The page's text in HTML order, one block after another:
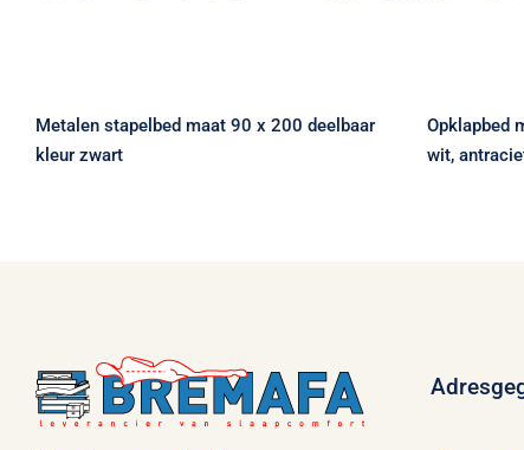
Metalen stapelbed maat 90 x 200 deelbaar
kleur zwart
Opklapbed
wit,